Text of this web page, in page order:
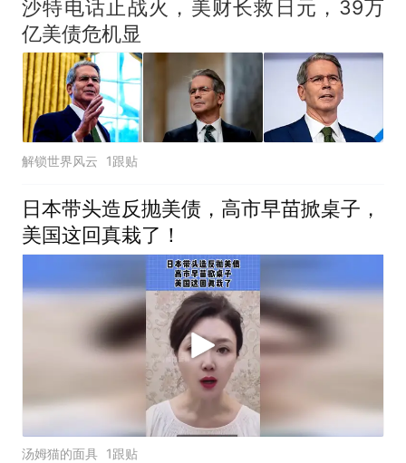
沙特电话止战火，美财长救日元，39万
亿美债危机显
解锁世界风云 1跟贴
日本带头造反抛美债，高市早苗掀桌子，
美国这回真栽了！
汤姆猫的面具 1跟贴